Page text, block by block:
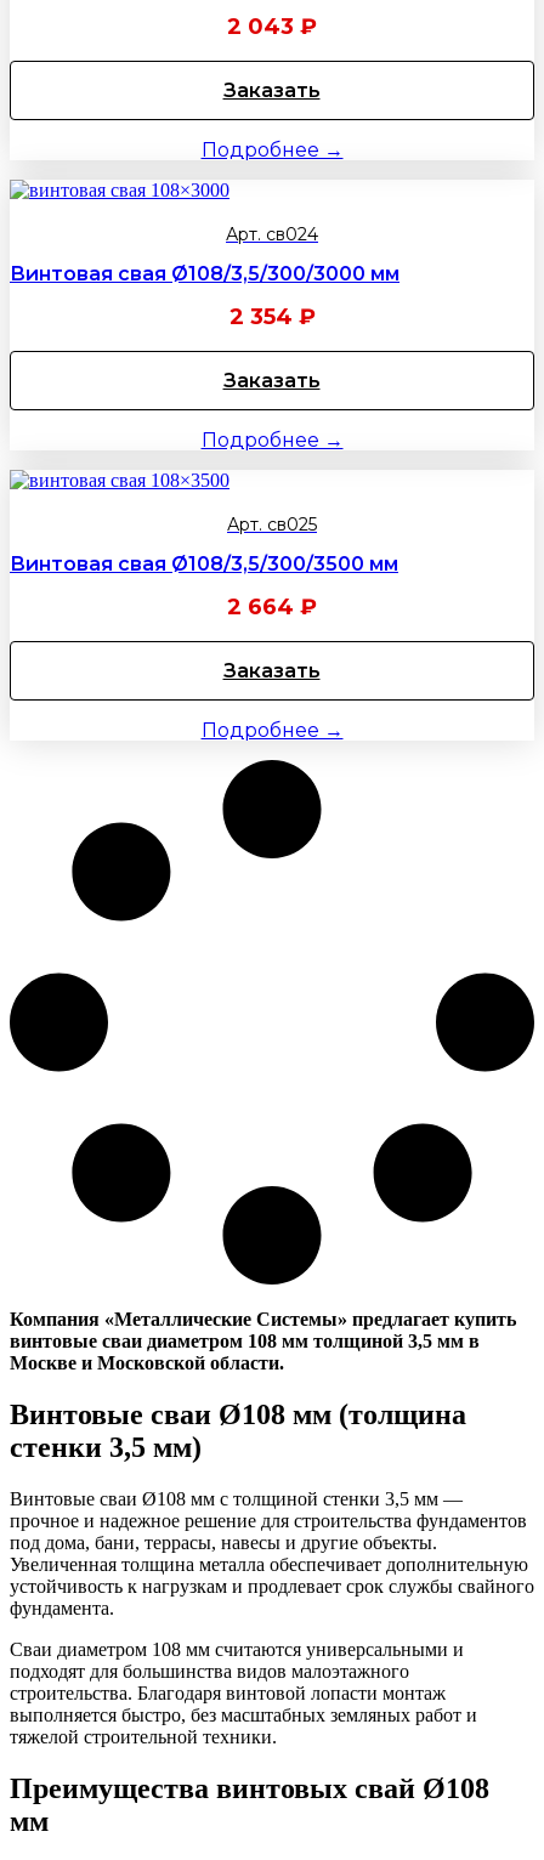
2 043 ₽
Заказать
Подробнее →
Арт. св024
Винтовая свая Ø108/3,5/300/3000 мм
2 354 ₽
Заказать
Подробнее →
Арт. св025
Винтовая свая Ø108/3,5/300/3500 мм
2 664 ₽
Заказать
Подробнее →
Компания «Металлические Cистемы» предлагает купить
винтовые сваи диаметром 108 мм толщиной 3,5 мм в
Москве и Московской области.
Винтовые сваи Ø108 мм (толщина
стенки 3,5 мм)
Винтовые сваи Ø108 мм с толщиной стенки 3,5 мм —
прочное и надежное решение для строительства фундаментов
под дома, бани, террасы, навесы и другие объекты.
Увеличенная толщина металла обеспечивает дополнительную
устойчивость к нагрузкам и продлевает срок службы свайного
фундамента.
Сваи диаметром 108 мм считаются универсальными и
подходят для большинства видов малоэтажного
строительства. Благодаря винтовой лопасти монтаж
выполняется быстро, без масштабных земляных работ и
тяжелой строительной техники.
Преимущества винтовых свай Ø108
мм